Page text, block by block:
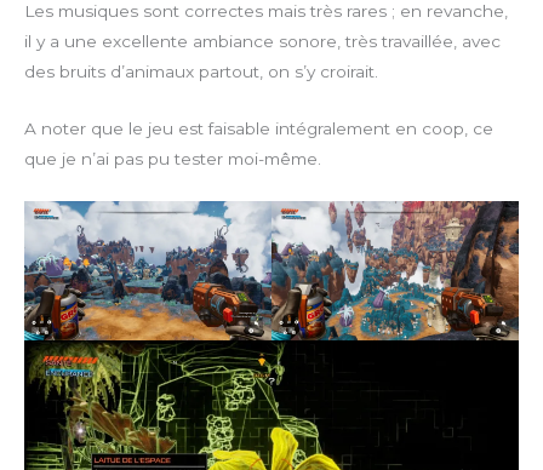
Les musiques sont correctes mais très rares ; en revanche,
il y a une excellente ambiance sonore, très travaillée, avec
des bruits d’animaux partout, on s’y croirait.
A noter que le jeu est faisable intégralement en coop, ce
que je n’ai pas pu tester moi-même.